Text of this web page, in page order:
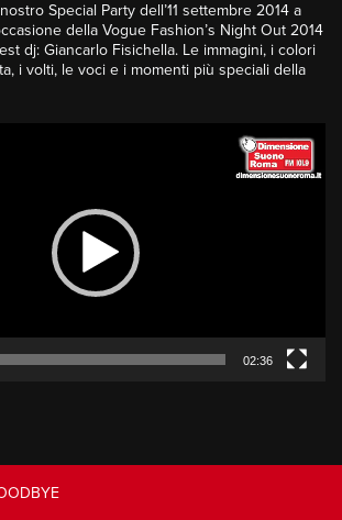
Special Party dell’11 settembre 2014 a
della Vogue Fashion’s Night Out 2014
dj: Giancarlo Fisichella. Le immagini, i colori
i volti, le voci e i momenti più speciali della
02:36